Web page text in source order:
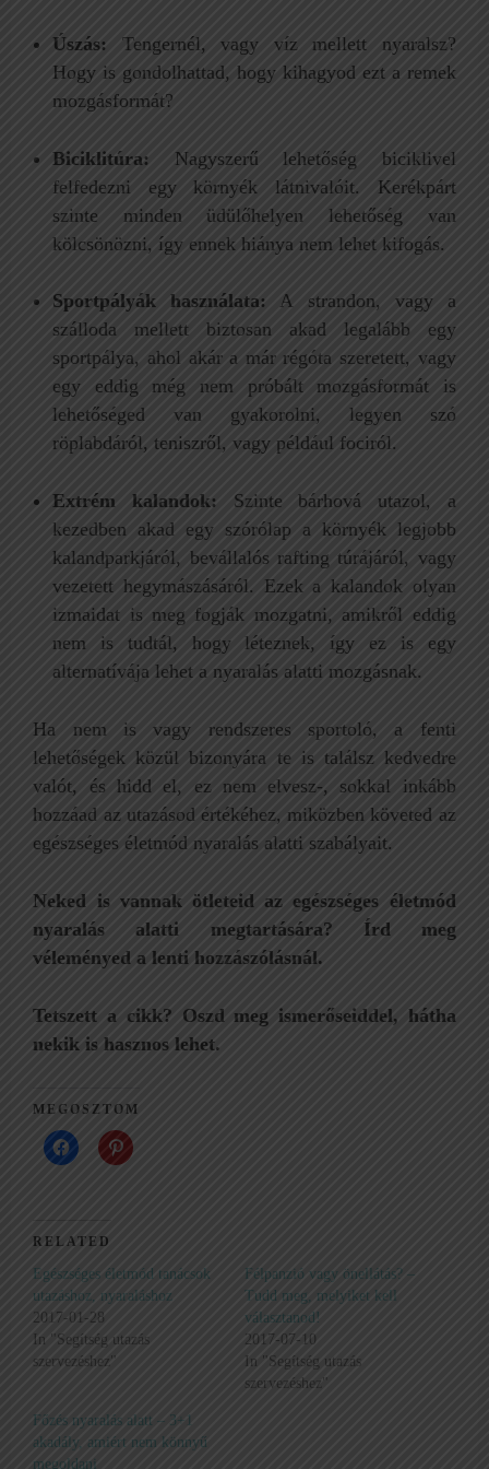
Úszás: Tengernél, vagy víz mellett nyaralsz?
Hogy is gondolhattad, hogy kihagyod ezt a remek
mozgásformát?
Biciklitúra: Nagyszerű lehetőség biciklivel
felfedezni egy környék látnivalóit. Kerékpárt
szinte minden üdülőhelyen lehetőség van
kölcsönözni, így ennek hiánya nem lehet kifogás.
Sportpályák használata: A strandon, vagy a
szálloda mellett biztosan akad legalább egy
sportpálya, ahol akár a már régóta szeretett, vagy
egy eddig még nem próbált mozgásformát is
lehetőséged van gyakorolni, legyen szó
röplabdáról, teniszről, vagy például fociról.
Extrém kalandok: Szinte bárhová utazol, a
kezedben akad egy szórólap a környék legjobb
kalandparkjáról, bevállalós rafting túrájáról, vagy
vezetett hegymászásáról. Ezek a kalandok olyan
izmaidat is meg fogják mozgatni, amikről eddig
nem is tudtál, hogy léteznek, így ez is egy
alternatívája lehet a nyaralás alatti mozgásnak.
Ha nem is vagy rendszeres sportoló, a fenti
lehetőségek közül bizonyára te is találsz kedvedre
valót, és hidd el, ez nem elvesz-, sokkal inkább
hozzáad az utazásod értékéhez, miközben követed az
egészséges életmód nyaralás alatti szabályait.
Neked is vannak ötleteid az egészséges életmód
nyaralás alatti megtartására? Írd meg
véleményed a lenti hozzászólásnál.
Tetszett a cikk? Oszd meg ismerőseiddel, hátha
nekik is hasznos lehet.
MEGOSZTOM
RELATED
Egészséges életmód tanácsok
utazáshoz, nyaraláshoz
2017-01-28
In "Segítség utazás
szervezéshez"
Félpanzió vagy önellátás? –
Tudd meg, melyiket kell
választanod!
2017-07-10
In "Segítség utazás
szervezéshez"
Főzés nyaralás alatt – 3+1
akadály, amiért nem könnyű
megoldani